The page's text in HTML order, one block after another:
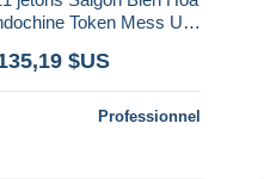
Token Mess US
$US
Professionnel